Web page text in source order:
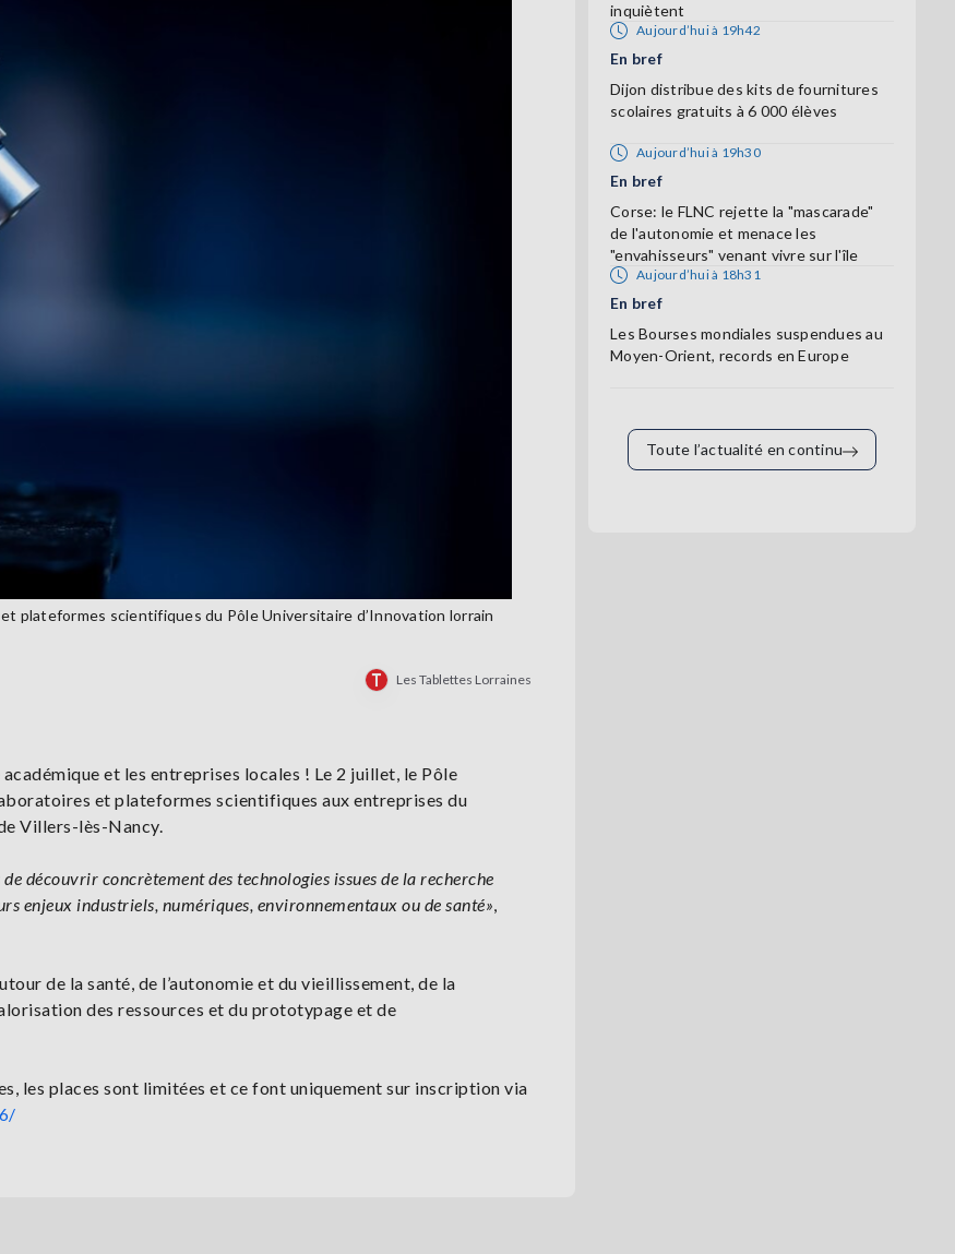
plateformes scientifiques du Pôle Universitaire d’Innovation lorrain
Les Tablettes Lorraines
et les entreprises locales ! Le 2 juillet, le Pôle
et plateformes scientifiques aux entreprises du
Villers-lès-Nancy.
découvrir concrètement des technologies issues de la recherche
enjeux industriels, numériques, environnementaux ou de santé»,
de la santé, de l’autonomie et du vieillissement, de la
des ressources et du prototypage et de
les places sont limitées et ce font uniquement sur inscription via
inquiètent
Aujourd’hui à 19h42
En bref
Dijon distribue des kits de fournitures
scolaires gratuits à 6 000 élèves
Aujourd’hui à 19h30
En bref
Corse: le FLNC rejette la "mascarade"
de l'autonomie et menace les
"envahisseurs" venant vivre sur l'île
Aujourd’hui à 18h31
En bref
Les Bourses mondiales suspendues au
Moyen-Orient, records en Europe
Toute l’actualité en continu